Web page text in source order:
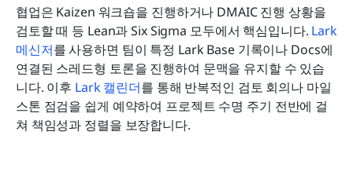
협업은 Kaizen 워크숍을 진행하거나 DMAIC 진행 상황을
검토할 때 등 Lean과 Six Sigma 모두에서 핵심입니다. Lark
메신저를 사용하면 팀이 특정 Lark Base 기록이나 Docs에
연결된 스레드형 토론을 진행하여 문맥을 유지할 수 있습
니다. 이후 Lark 캘린더를 통해 반복적인 검토 회의나 마일
스톤 점검을 쉽게 예약하여 프로젝트 수명 주기 전반에 걸
쳐 책임성과 정렬을 보장합니다.